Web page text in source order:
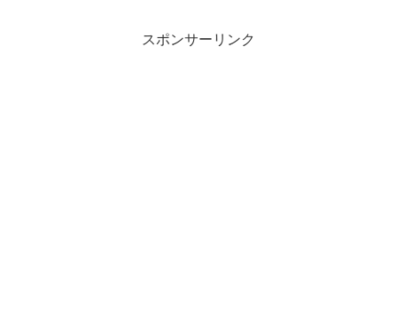
スポンサーリンク